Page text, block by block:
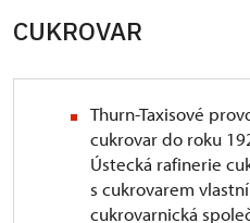
CUKROVAR
Thurn-Taxisové
cukrovar do roku
Ústecká rafinerie
s cukrovarem
cukrovarnická